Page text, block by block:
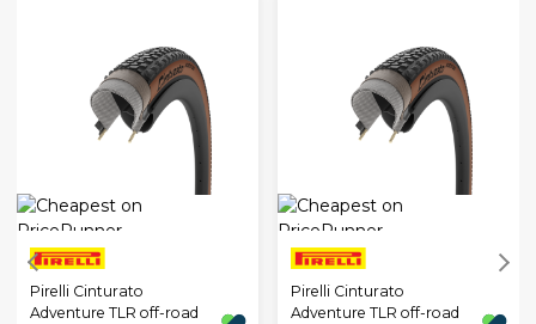
Pirelli Cinturato
Adventure TLR off-road
Pirelli Cinturato
Adventure TLR off-road